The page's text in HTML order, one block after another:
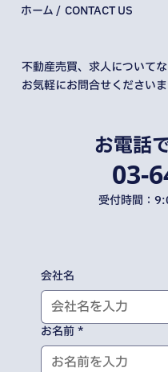
ホーム/ CONTACT US
お電話
03-
受付時間：
会社名
お名前*
不動産売買、求人について
お気軽にお問合せくださいま